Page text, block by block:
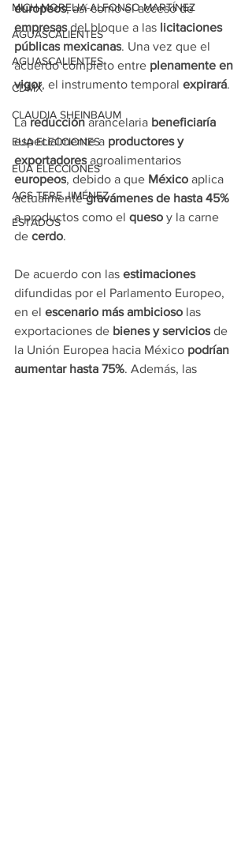
MICH-MORELIA-ALFONSO MARTÍNEZ
AGUASCALIENTES
AGUASCALIENTES
CDMX
CLAUDIA SHEINBAUM
EUA ELECCIONES
EUA ELECCIONES
AGS-TERE JIMÉNEZ
ESTADOS
europeos, así como el acceso de
empresas del bloque a las licitaciones
públicas mexicanas. Una vez que el
acuerdo completo entre plenamente en
vigor, el instrumento temporal expirará.
La reducción arancelaria beneficiaría
especialmente a productores y
exportadores agroalimentarios
europeos, debido a que México aplica
actualmente gravámenes de hasta 45%
a productos como el queso y la carne
de cerdo.
De acuerdo con las estimaciones
difundidas por el Parlamento Europeo,
en el escenario más ambicioso las
exportaciones de bienes y servicios de
la Unión Europea hacia México podrían
aumentar hasta 75%. Además, las